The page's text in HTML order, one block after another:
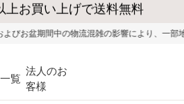
混雑の影響により、一部地域ではお荷物の
覧
法人のお
客様